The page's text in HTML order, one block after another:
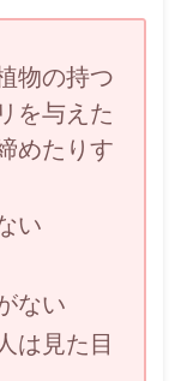
物の持つ
を与えた
めたりす
い
ない
は見た目